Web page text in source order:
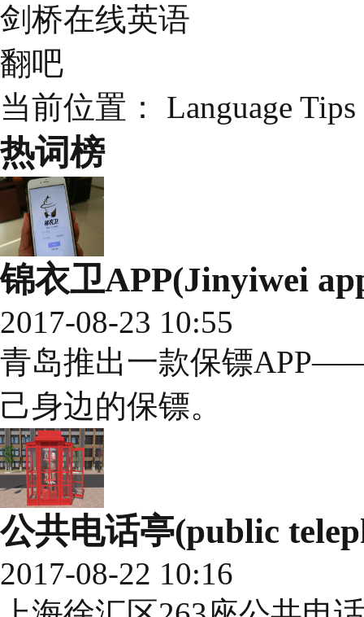
剑桥在线英语
翻吧
当前位置： Language Tips
热词榜
锦衣卫APP(Jinyiwei
2017-08-23 10:55
青岛推出一款保镖
己身边的保镖。
公共电话亭(public
2017-08-22 10:16